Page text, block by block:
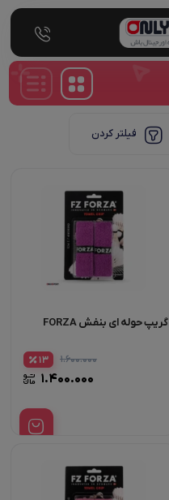
فیلتر کردن
گریپ حوله ای بنفش FORZA
۱.۶۰۰.۰۰۰
۱.۴۰۰.۰۰۰
13